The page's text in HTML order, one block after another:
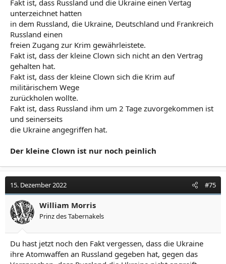
Fakt ist, dass Russland und die Ukraine einen Vertag
unterzeichnet hatten
in dem Russland, die Ukraine, Deutschland und Frankreich
Russland einen
freien Zugang zur Krim gewährleistete.
Fakt ist, dass der kleine Clown sich nicht an den Vertrag
gehalten hat.
Fakt ist, dass der kleine Clown sich die Krim auf
militärischem Wege
zurückholen wollte.
Fakt ist, dass Russland ihm um 2 Tage zuvorgekommen ist
und seinerseits
die Ukraine angegriffen hat.
Der kleine Clown ist nur noch peinlich
15. Dezember 2022 #75
William Morris
Prinz des Tabernakels
Du hast jetzt noch den Fakt vergessen, dass die Ukraine
ihre Atomwaffen an Russland gegeben hat, gegen das